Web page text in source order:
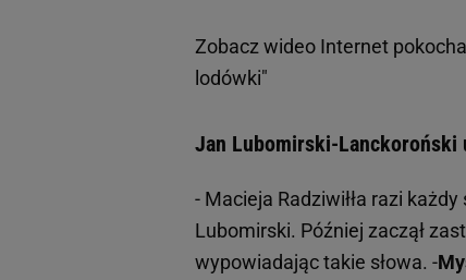
Zobacz wideo Internet
lodówki"
Jan Lubomirski-Lanckoroński
- Macieja Radziwiłła razi
Lubomirski. Później zaczął
wypowiadając takie słowa. -